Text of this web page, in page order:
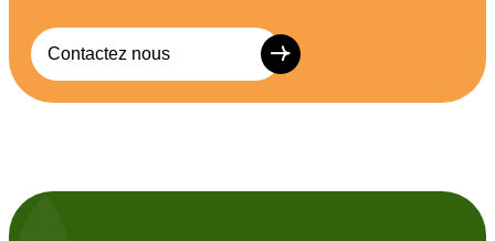
Contactez nous